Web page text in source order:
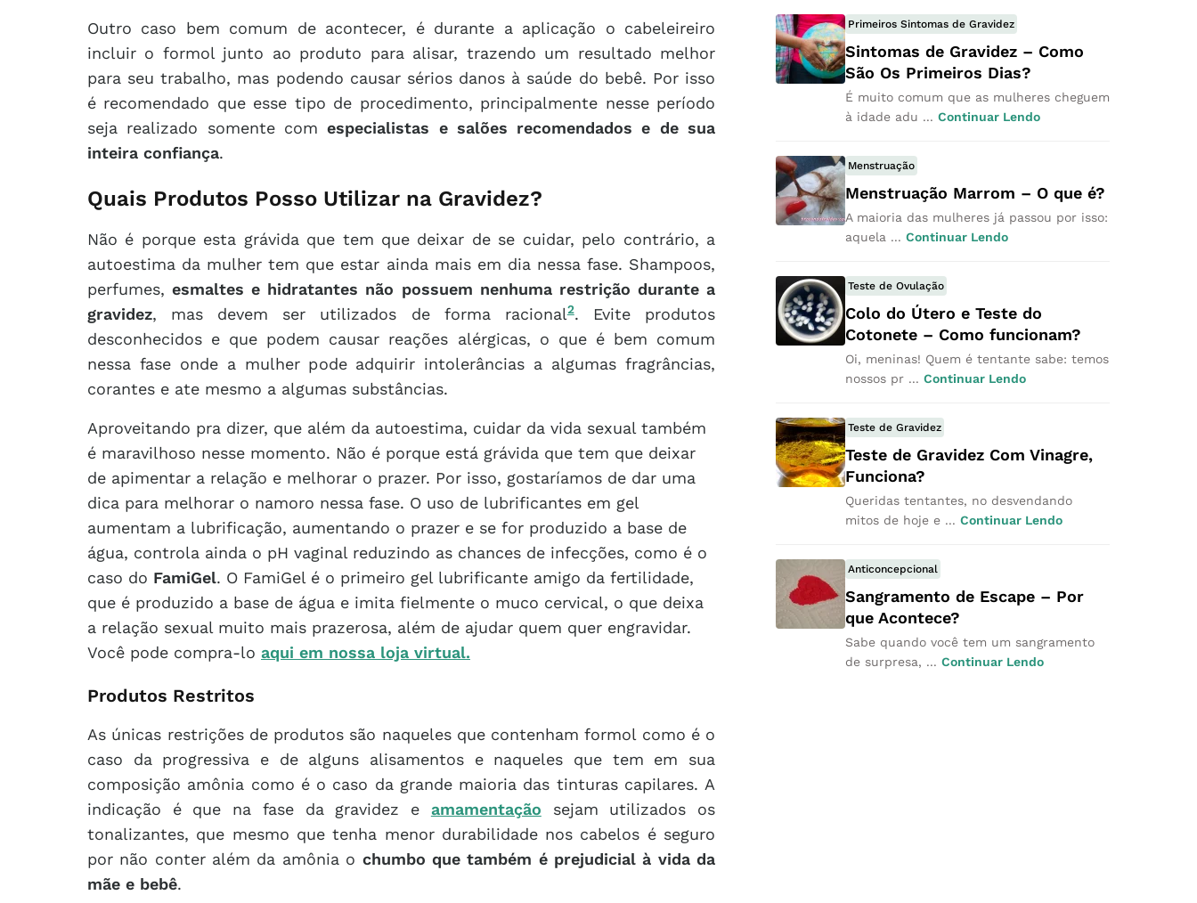
Outro caso bem comum de acontecer, é durante a aplicação o cabeleireiro
incluir o formol junto ao produto para alisar, trazendo um resultado melhor
para seu trabalho, mas podendo causar sérios danos à saúde do bebê. Por isso
é recomendado que esse tipo de procedimento, principalmente nesse período
seja realizado somente comespecialistas e salões recomendados e de sua
inteira confiança.
Quais Produtos Posso Utilizar na Gravidez?
Não é porque esta grávida que tem que deixar de se cuidar, pelo contrário, a
autoestima da mulher tem que estar ainda mais em dia nessa fase. Shampoos,
perfumes, esmaltes e hidratantes não possuem nenhuma restrição durante a
gravidez, mas devem ser utilizados de forma racional2. Evite produtos
desconhecidos e que podem causar reações alérgicas, o que é bem comum
nessa fase onde a mulher pode adquirir intolerâncias a algumas fragrâncias,
corantes e ate mesmo a algumas substâncias.
Aproveitando pra dizer, que além da autoestima, cuidar da vida sexual também
é maravilhoso nesse momento. Não é porque está grávida que tem que deixar
de apimentar a relação e melhorar o prazer. Por isso, gostaríamos de dar uma
dica para melhorar o namoro nessa fase. O uso de lubrificantes em gel
aumentam a lubrificação, aumentando o prazer e se for produzido a base de
água, controla ainda o pH vaginal reduzindo as chances de infecções, como é o
caso do FamiGel. O FamiGel é o primeiro gel lubrificante amigo da fertilidade,
que é produzido a base de água e imita fielmente o muco cervical, o que deixa
a relação sexual muito mais prazerosa, além de ajudar quem quer engravidar.
Você pode compra-lo aqui em nossa loja virtual.
Produtos Restritos
As únicas restrições de produtos são naqueles que contenham formol como é o
caso da progressiva e de alguns alisamentos e naqueles que tem em sua
composição amônia como é o caso da grande maioria das tinturas capilares. A
indicação é que na fase da gravidez e amamentação sejam utilizados os
tonalizantes, que mesmo que tenha menor durabilidade nos cabelos é seguro
por não conter além da amônia o chumbo que também é prejudicial à vida da
mãe e bebê.
Primeiros Sintomas de Gravidez
Sintomas de Gravidez – Como
São Os Primeiros Dias?
É muito comum que as mulheres cheguem
à idade adu ... Continuar Lendo
Menstruação
Menstruação Marrom – O que é?
A maioria das mulheres já passou por isso:
aquela ... Continuar Lendo
Teste de Ovulação
Colo do Útero e Teste do
Cotonete – Como funcionam?
Oi, meninas! Quem é tentante sabe: temos
nossos pr ... Continuar Lendo
Teste de Gravidez
Teste de Gravidez Com Vinagre,
Funciona?
Queridas tentantes, no desvendando
mitos de hoje e ... Continuar Lendo
Anticoncepcional
Sangramento de Escape – Por
que Acontece?
Sabe quando você tem um sangramento
de surpresa, ... Continuar Lendo